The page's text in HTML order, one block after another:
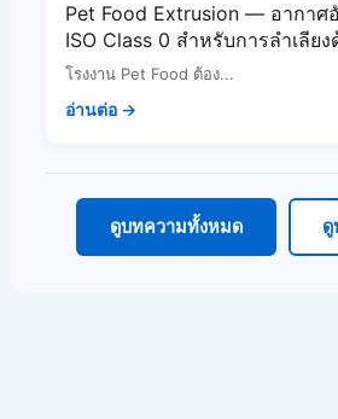
Pet Food Extrusion — อากา
ISO Class 0 สำหรับการลำเลียง
โรงงาน Pet Food ต้อง...
อ่านต่อ →
ดูบทความทั้งหมด ดู